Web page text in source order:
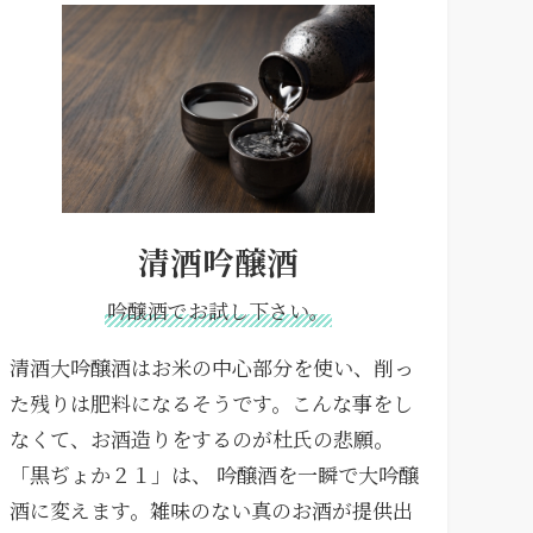
清酒吟醸酒
吟醸酒でお試し下さい。
清酒大吟醸酒はお米の中心部分を使い、削っ
た残りは肥料になるそうです。こんな事をし
なくて、お酒造りをするのが杜氏の悲願。
「黒ぢょか２１」は、 吟醸酒を一瞬で大吟醸
酒に変えます。雑味のない真のお酒が提供出